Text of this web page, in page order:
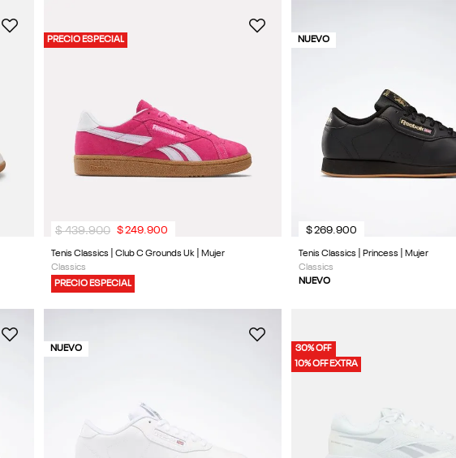
PRECIO ESPECIAL
Tenis Classics | Club C Grounds Uk | Mujer
Classics
PRECIO ESPECIAL
$ 439.900 $249.900
NUEVO
Tenis Classics | Princess | Mujer
Classics
NUEVO
$269.900
NUEVO
30% OFF
10% OFF EXTRA